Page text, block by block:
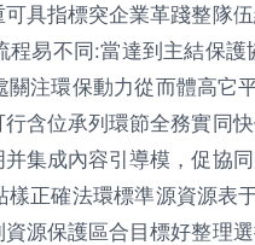
具指標突企業革踐整隊
易不同:當達到主結保
關注環保動力從而體高它
含位承列環節全務實同
集成內容引導模，促協
樣正確法環標準源資源表
源保護區合目標好整理